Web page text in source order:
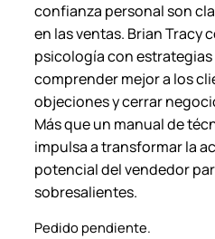
confianza personal son
en las ventas. Brian Tracy
psicología con
comprender mejor a los
objeciones y cerrar
Más que un manual de
impulsa a transformar la
potencial del vendedor
sobresalientes.
Pedido pendiente.